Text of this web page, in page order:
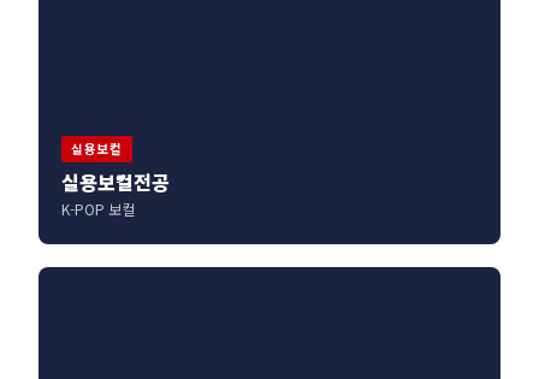
실용보컬
실용보컬전공
K-POP 보컬